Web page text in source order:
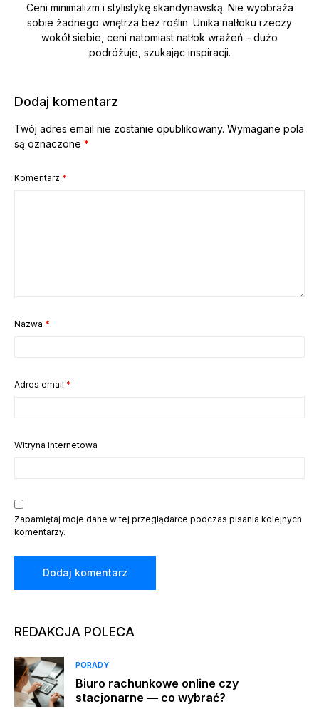
Ceni minimalizm i stylistykę skandynawską. Nie wyobraża
sobie żadnego wnętrza bez roślin. Unika natłoku rzeczy
wokół siebie, ceni natomiast natłok wrażeń – dużo
podróżuje, szukając inspiracji.
Dodaj komentarz
Twój adres email nie zostanie opublikowany. Wymagane pola
są oznaczone *
Komentarz *
Nazwa *
Adres email *
Witryna internetowa
Zapamiętaj moje dane w tej przeglądarce podczas pisania kolejnych
komentarzy.
REDAKCJA POLECA
PORADY
Biuro rachunkowe online czy
stacjonarne — co wybrać?